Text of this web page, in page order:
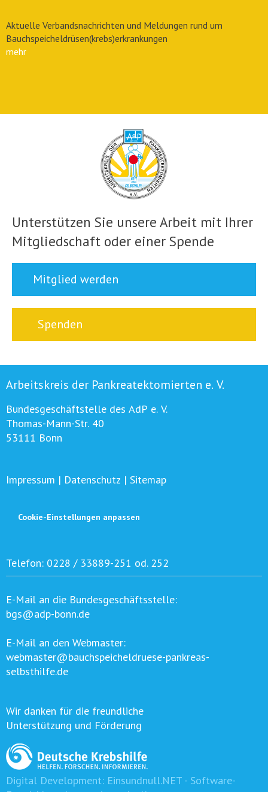
Aktuelle Verbandsnachrichten und Meldungen rund um
Bauchspeicheldrüsen(krebs)erkrankungen
mehr
Unterstützen Sie unsere Arbeit mit Ihrer
Mitgliedschaft oder einer Spende
Mitglied werden
Spenden
Arbeitskreis der Pankreatektomierten e. V.
Bundesgeschäftstelle des AdP e. V.
Thomas-Mann-Str. 40
53111 Bonn
Impressum | Datenschutz | Sitemap
Cookie-Einstellungen anpassen
Telefon: 0228 / 33889-251 od. 252
E-Mail an die Bundesgeschäftsstelle:
bgs@adp-bonn.de
E-Mail an den Webmaster:
webmaster@bauchspeicheldruese-pankreas-
selbsthilfe.de
Wir danken für die freundliche
Unterstützung und Förderung
Digital Development: Einsundnull.NET - Software-